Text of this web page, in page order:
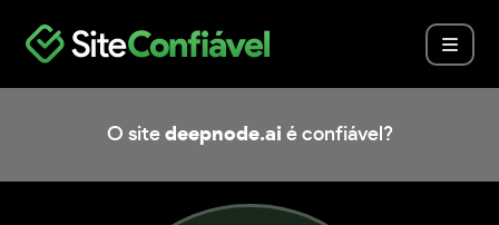
O site deepnode.ai é confiável?